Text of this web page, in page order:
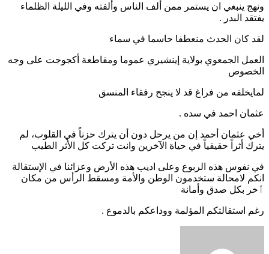
ونهج ينبغي ان يستمر ممن ألف الناس وألفته وفي الليلة الظلماء
يفتقد البدر .
لقد كان الحدث منعطفا حاسما في سماء
العمل الجمعوي بولاية إينشيري عموما ومقاطعة أكجوجت على وجه
الخصوص
لمايخلفه من فراغ قد لا ينجح رفقاء المنسق
عثمان احمد في سده .
أخي عثمان أحمد إن من يرحل دون أن يترك حزناً في القلوب، لم
يترك أثراً حقيقياً في حياة الآخرين وانت تركت كل الأثر الطيب
في نفوس هذه الربوع وعلى اديب هذه الأرض وعزائنا في الإستقالة
انكم لامحالة ستخدمون الوطن والأمة ومسقط الرأس من مكان
ٱخر بكل صدق وأمانة
رغم استقالتكم المؤلمة ووداعكم بالدموع .